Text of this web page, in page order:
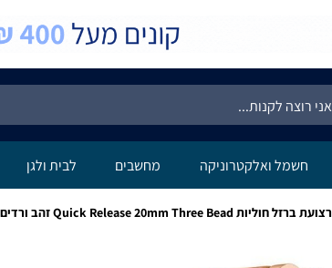
חשמל ואלקטרוניקה מחשבים לבית ולגן
רצועת ברזל חוליות Quick Release 20mm Three Bead זהב ורדים